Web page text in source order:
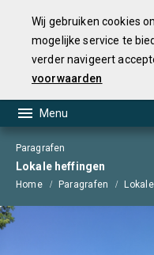
Wij gebruiken cookies
mogelijke service te
verder navigeert
voorwaarden
Paragrafen
Lokale heffingen
Home Paragrafen